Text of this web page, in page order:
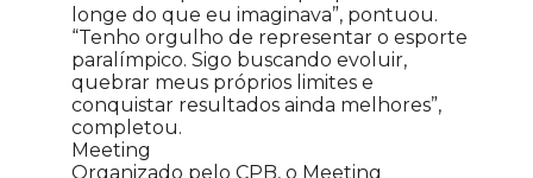
longe do que eu imaginava”, pontuou.
“Tenho orgulho de representar o esporte
paralímpico. Sigo buscando evoluir,
quebrar meus próprios limites e
conquistar resultados ainda melhores”,
completou.
Meeting
Organizado pelo CPB, o Meeting